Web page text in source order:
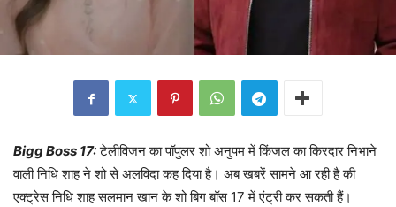
Bigg Boss 17: टेलीविजन का पॉपुलर शो अनुपम में किंजल का किरदार निभाने
वाली निधि शाह ने शो से अलविदा कह दिया है। अब खबरें सामने आ रही है की
एक्ट्रेस निधि शाह सलमान खान के शो बिग बॉस 17 में एंट्री कर सकती हैं।